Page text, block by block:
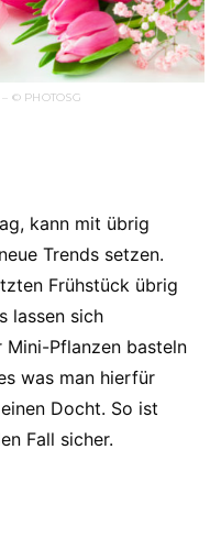
© PHOTOSG
kann mit übrig
Trends setzen.
Frühstück übrig
lassen sich
Mini-Pflanzen basteln
was man hierfür
Docht. So ist
Fall sicher.